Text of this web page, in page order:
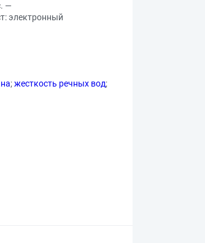
—
электронный
;жесткость речных вод;